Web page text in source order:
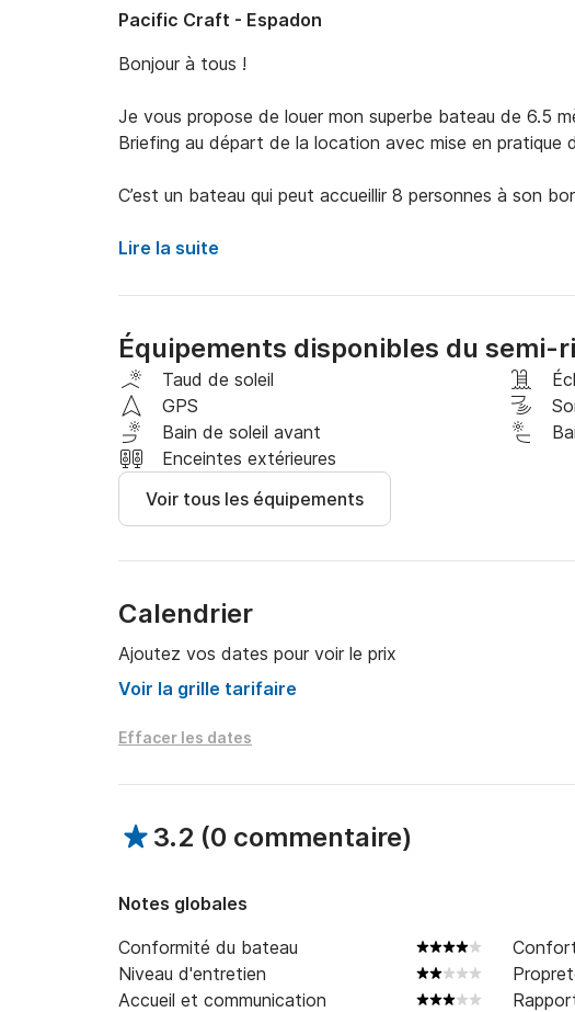
Pacific Craft - Espadon
Bonjour à tous !
Je vous propose de louer mon superbe bateau de 6.5
Briefing au départ de la location avec mise en pratique
C’est un bateau qui peut accueillir 8 personnes à son
Il est très maniable, très confortable, idéal pour une
Le taud de soleil et la grande plage avant, la
fait pour passer la journée parfaite à bord !
N’hésitez pas à me contacter par la messagerie privée
répondre à vos questions.
Lire la suite
Équipements disponibles du semi-
Taud de soleil
GPS
Bain de soleil avant
Enceintes extérieures
Voir tous les équipements
Calendrier
Ajoutez vos dates pour voir le prix
Voir la grille tarifaire
Effacer les dates
3.2 (0 commentaire)
Notes globales
Conformité du bateau
Niveau d'entretien
Accueil et communication